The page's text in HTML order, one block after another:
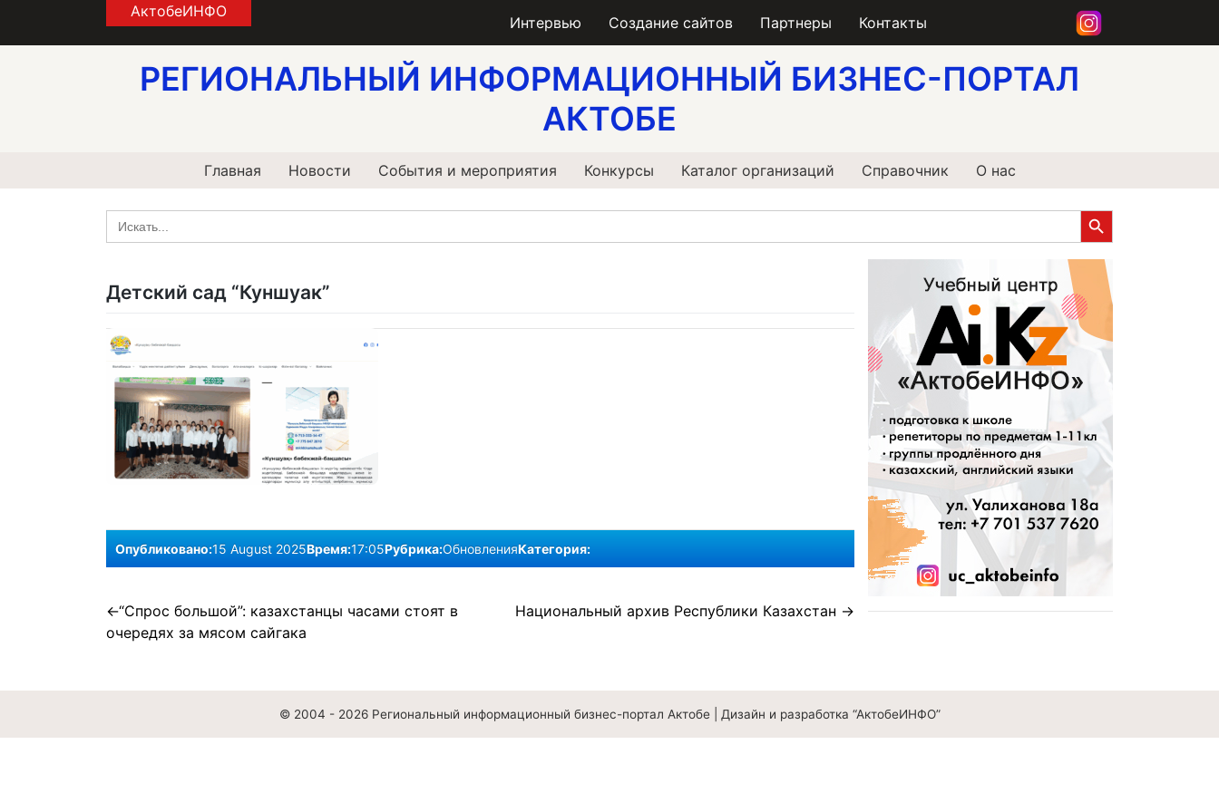
АктобеИНФО
Интервью Создание сайтов Партнеры Контакты
РЕГИОНАЛЬНЫЙ ИНФОРМАЦИОННЫЙ БИЗНЕС-ПОРТАЛ
АКТОБЕ
Главная Новости События и мероприятия Конкурсы Каталог организаций Справочник О нас
Search
for:
Search Button
Детский сад “Куншуак”
Опубликовано:15 August 2025Время:17:05Рубрика:ОбновленияКатегория:
Post
navigation
“Спрос большой”: казахстанцы часами стоят в
очередях за мясом сайгака
Национальный архив Республики Казахстан
© 2004 - 2026 Региональный информационный бизнес-портал Актобе Дизайн и разработка “АктобеИНФО”